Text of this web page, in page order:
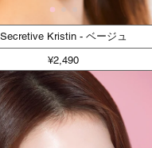
Secretive Kristin - ベージュ
¥2,490